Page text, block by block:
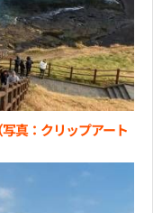
真：クリップアート